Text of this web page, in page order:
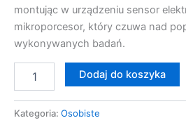
montując w urządzeniu sensor
mikroporcesor, który czuwa nad
wykonywanych badań.
Dodaj do koszyka
Kategoria: Osobiste